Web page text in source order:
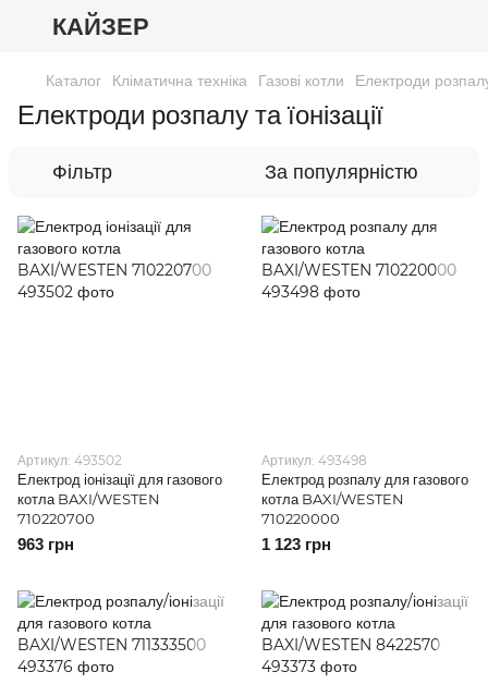
КАЙЗЕР
Каталог Кліматична техніка Газові котли Електроди розпалу
Електроди розпалу та їонізації
Фільтр За популярністю
Артикул: 493502
Електрод іонізації для газового
котла BAXI/WESTEN
710220700
963 грн
Артикул: 493498
Електрод розпалу для газового
котла BAXI/WESTEN
710220000
1 123 грн